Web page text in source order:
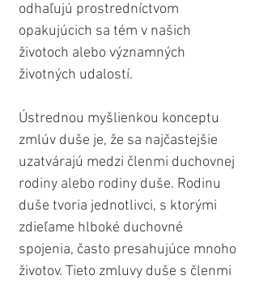
odhaľujú prostredníctvom
opakujúcich sa tém v našich
životoch alebo významných
životných udalostí.
Ústrednou myšlienkou konceptu
zmlúv duše je, že sa najčastejšie
uzatvárajú medzi členmi duchovnej
rodiny alebo rodiny duše. Rodinu
duše tvoria jednotlivci, s ktorými
zdieľame hlboké duchovné
spojenia, často presahujúce mnoho
životov. Tieto zmluvy duše s členmi